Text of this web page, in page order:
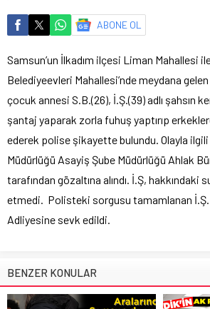
ABONE OL
Samsun’un İlkadım ilçesi Liman Mahallesi
Belediyeevleri Mahallesi’nde meydana
çocuk annesi S.B.(26), İ.Ş.(39) adlı şahsın
şantaj yaparak zorla fuhuş yaptırıp
ederek polise şikayette bulundu. Olayla
Müdürlüğü Asayiş Şube Müdürlüğü Ahlak
tarafından gözaltına alındı. İ.Ş, hakkındaki
etmedi. Polisteki sorgusu tamamlanan İ.Ş.
Adliyesine sevk edildi.
BENZER KONULAR